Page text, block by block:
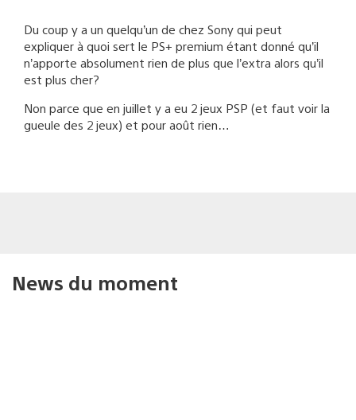
Du coup y a un quelqu’un de chez Sony qui peut
expliquer à quoi sert le PS+ premium étant donné qu’il
n’apporte absolument rien de plus que l’extra alors qu’il
est plus cher?
Non parce que en juillet y a eu 2 jeux PSP (et faut voir la
gueule des 2 jeux) et pour août rien…
News du moment